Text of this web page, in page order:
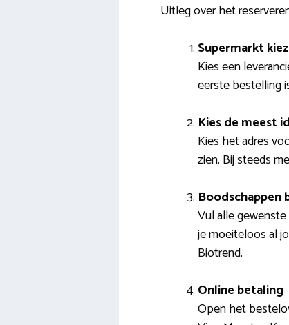
Uitleg over het
Supermarkt
Kies een
eerste bestelling
Kies de meest
Kies het adres
zien. Bij steeds
Boodschappen
Vul alle
je moeiteloos al
Biotrend.
Online betaling
Open het